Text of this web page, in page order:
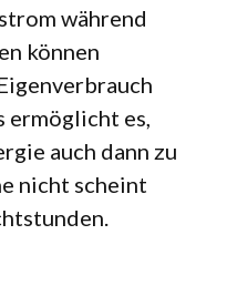
während
können
ermöglicht es,
auch dann zu
nicht scheint